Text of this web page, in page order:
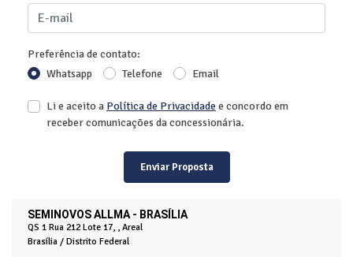
SEMINOVOS ALLMA - BRASÍLIA
QS 1 Rua 212 Lote 17, , Areal
Brasília / Distrito Federal
Preferência de contato:
Whatsapp
Telefone Email
Li e aceito a Política de Privacidadee concordo em
receber comunicações da concessionária.
Enviar Proposta